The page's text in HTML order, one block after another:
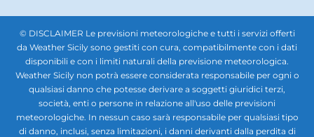
© DISCLAIMER Le previsioni meteorologiche e tutti i servizi offerti
da Weather Sicily sono gestiti con cura, compatibilmente con i dati
disponibili e con i limiti naturali della previsione meteorologica.
Weather Sicily non potrà essere considerata responsabile per ogni o
qualsiasi danno che potesse derivare a soggetti giuridici terzi,
società, enti o persone in relazione all'uso delle previsioni
meteorologiche. In nessun caso sarà responsabile per qualsiasi tipo
di danno, inclusi, senza limitazioni, i danni derivanti dalla perdita di